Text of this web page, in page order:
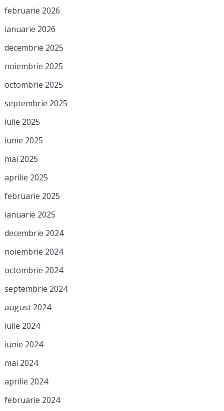
februarie 2026
ianuarie 2026
decembrie 2025
noiembrie 2025
octombrie 2025
septembrie 2025
iulie 2025
iunie 2025
mai 2025
aprilie 2025
februarie 2025
ianuarie 2025
decembrie 2024
noiembrie 2024
octombrie 2024
septembrie 2024
august 2024
iulie 2024
iunie 2024
mai 2024
aprilie 2024
februarie 2024